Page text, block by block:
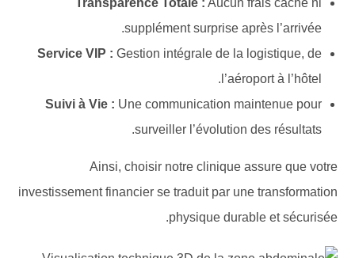
supplément surprise après l’arrivée.
Service VIP :Gestion intégrale de la logistique, de
l’aéroport à l’hôtel.
Suivi à Vie :Une communication maintenue pour
surveiller l’évolution des résultats.
Ainsi, choisir notre clinique assure que votre
investissement financier se traduit par une transformation
physique durable et sécurisée.